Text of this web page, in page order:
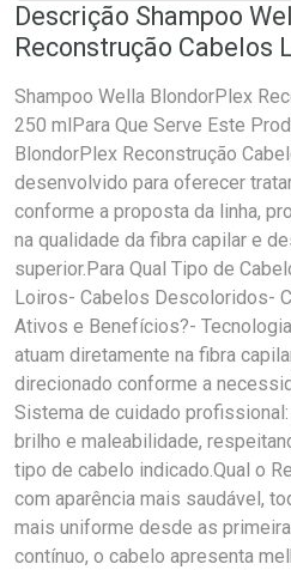
Descrição Shampoo
Reconstrução Cabelos
Shampoo Wella BlondorPlex
250 mlPara Que Serve Este
BlondorPlex Reconstrução
desenvolvido para oferecer
conforme a proposta da linha,
na qualidade da fibra capilar e
superior.Para Qual Tipo de
Loiros- Cabelos Descoloridos-
Ativos e Benefícios?-
atuam diretamente na fibra
direcionado conforme a
Sistema de cuidado
brilho e maleabilidade,
tipo de cabelo indicado.Qual o
com aparência mais saudável,
mais uniforme desde as
contínuo, o cabelo apresenta